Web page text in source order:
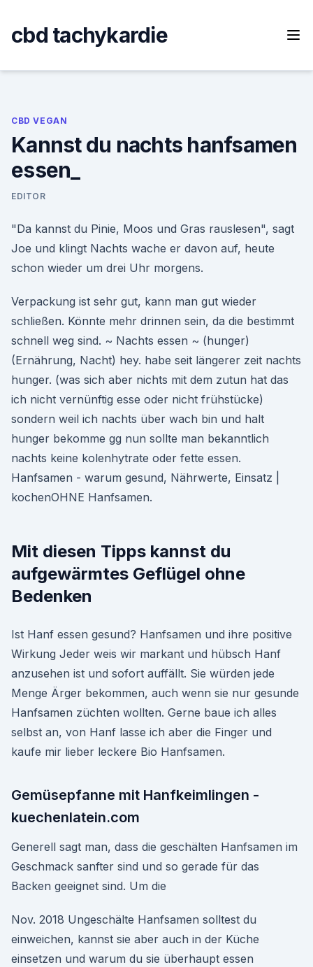
content
cbd tachykardie
CBD VEGAN
Kannst du nachts hanfsamen
essen_
EDITOR
"Da kannst du Pinie, Moos und Gras rauslesen", sagt
Joe und klingt Nachts wache er davon auf, heute
schon wieder um drei Uhr morgens.
Verpackung ist sehr gut, kann man gut wieder
schließen. Könnte mehr drinnen sein, da die bestimmt
schnell weg sind. ~ Nachts essen ~ (hunger)
(Ernährung, Nacht) hey. habe seit längerer zeit nachts
hunger. (was sich aber nichts mit dem zutun hat das
ich nicht vernünftig esse oder nicht frühstücke)
sondern weil ich nachts über wach bin und halt
hunger bekomme gg nun sollte man bekanntlich
nachts keine kolenhytrate oder fette essen.
Hanfsamen - warum gesund, Nährwerte, Einsatz |
kochenOHNE Hanfsamen.
Mit diesen Tipps kannst du
aufgewärmtes Geflügel ohne
Bedenken
Ist Hanf essen gesund? Hanfsamen und ihre positive
Wirkung Jeder weis wir markant und hübsch Hanf
anzusehen ist und sofort auffällt. Sie würden jede
Menge Ärger bekommen, auch wenn sie nur gesunde
Hanfsamen züchten wollten. Gerne baue ich alles
selbst an, von Hanf lasse ich aber die Finger und
kaufe mir lieber leckere Bio Hanfsamen.
Gemüsepfanne mit Hanfkeimlingen -
kuechenlatein.com
Generell sagt man, dass die geschälten Hanfsamen im
Geschmack sanfter sind und so gerade für das
Backen geeignet sind. Um die
Nov. 2018 Ungeschälte Hanfsamen solltest du
einweichen, kannst sie aber auch in der Küche
einsetzen und warum du sie überhaupt essen